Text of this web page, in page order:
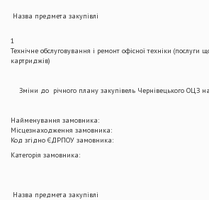
Назва предмета закупівлі
1
Технічне обслуговування і ремонт офісної техніки (послуги
картриджів)
Зміни до річного плану закупівель Чернівецького ОЦЗ
Найменування замовника:
Місцезнаходження замовника:
Код згідно ЄДРПОУ замовника:
Категорія замовника:
Назва предмета закупівлі